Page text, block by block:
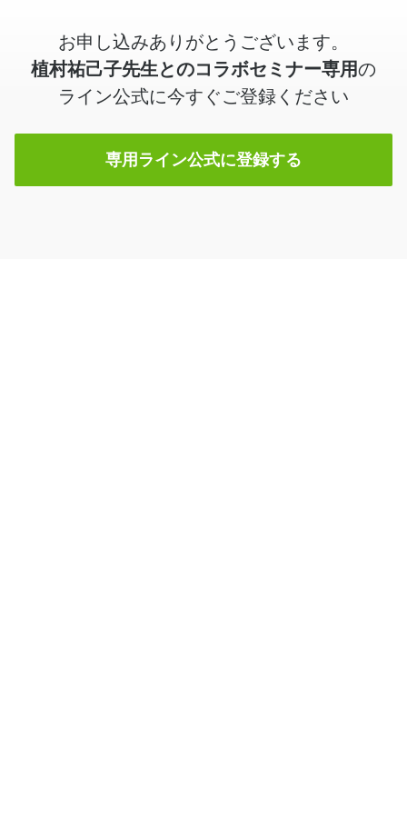
お申し込みありがとうございます。
植村祐己子先生とのコラボセミナー専用の
ライン公式に今すぐご登録ください
専用ライン公式に登録する